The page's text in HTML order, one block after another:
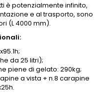
è potenzialmente infinito,
e al trasporto, sono
(L 4000 mm).
da 25 litri);
piene di gelato: 290kg;
a vista + n.8 carapine